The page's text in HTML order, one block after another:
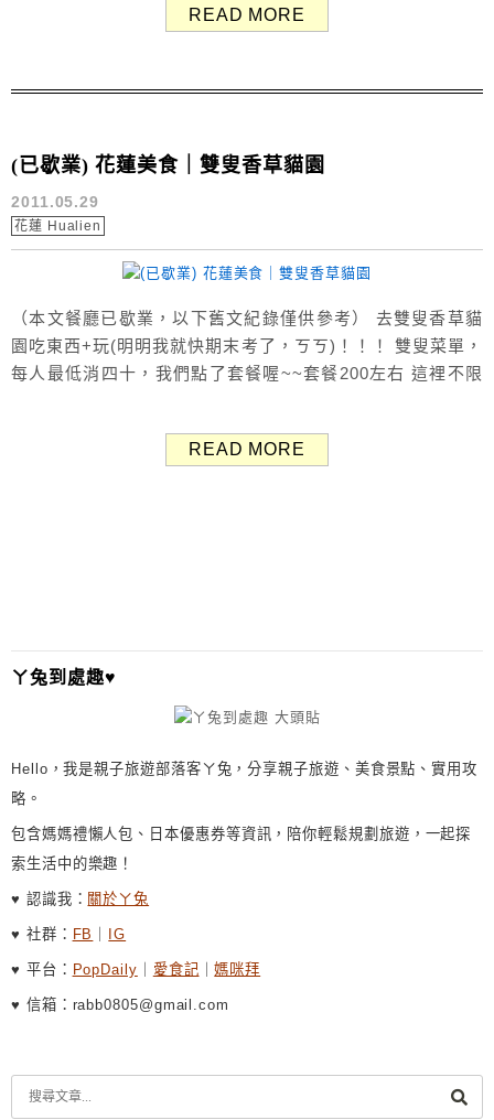
兔子了吧，ｃｃ 很多很多的兔娃娃當裝飾，這裡根本就是我
READ MORE
(已歇業) 花蓮美食｜雙叟香草貓園
2011.05.29
花蓮 Hualien
（本文餐廳已歇業，以下舊文紀錄僅供參考） 去雙叟香草貓
園吃東西+玩(明明我就快期末考了，ㄎㄎ)！！！ 雙叟菜單，
每人最低消四十，我們點了套餐喔~~套餐200左右 這裡不限
喜歡狗啦：Ｐ 因為有玻璃窗擋著，所以不用怕用餐環境不衛
READ MORE
ㄚ兔到處趣♥
Hello，我是親子旅遊部落客ㄚ兔，分享親子旅遊、美食景點、實用攻
略。
包含媽媽禮懶人包、日本優惠券等資訊，陪你輕鬆規劃旅遊，一起探
索生活中的樂趣！
♥ 認識我： 關於ㄚ兔
♥ 社群： FB IG
♥ 平台： PopDaily 愛食記 ｜媽咪拜
♥ 信箱：rabb0805@gmail.com